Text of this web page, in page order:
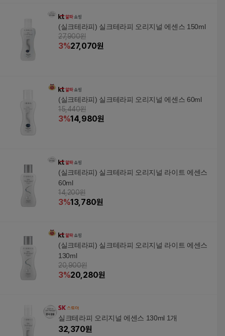
(실크테라피) 실크테라피 오리지널 에센스 150ml
27,900원
3%27,070원
(실크테라피) 실크테라피 오리지널 에센스 60ml
15,440원
3%14,980원
(실크테라피) 실크테라피 오리지널 라이트 에센스
60ml
14,200원
3%13,780원
(실크테라피) 실크테라피 오리지널 라이트 에센스
130ml
20,900원
3%20,280원
실크테라피 오리지널 에센스 130ml 1개
32,370원